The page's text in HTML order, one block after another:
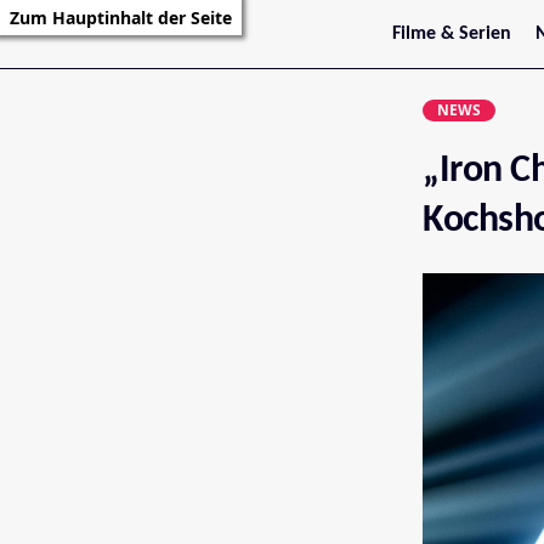
Zum Hauptinhalt der Seite
Filme & Serien
Trailer
Filmarchiv
NEWS
„Iron